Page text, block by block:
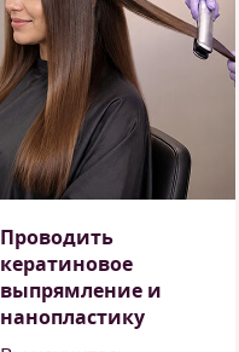
Проводить
кератиновое
выпрямление и
нанопластику